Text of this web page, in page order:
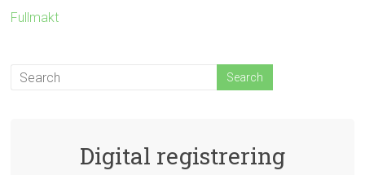
Fullmakt
Digital registrering